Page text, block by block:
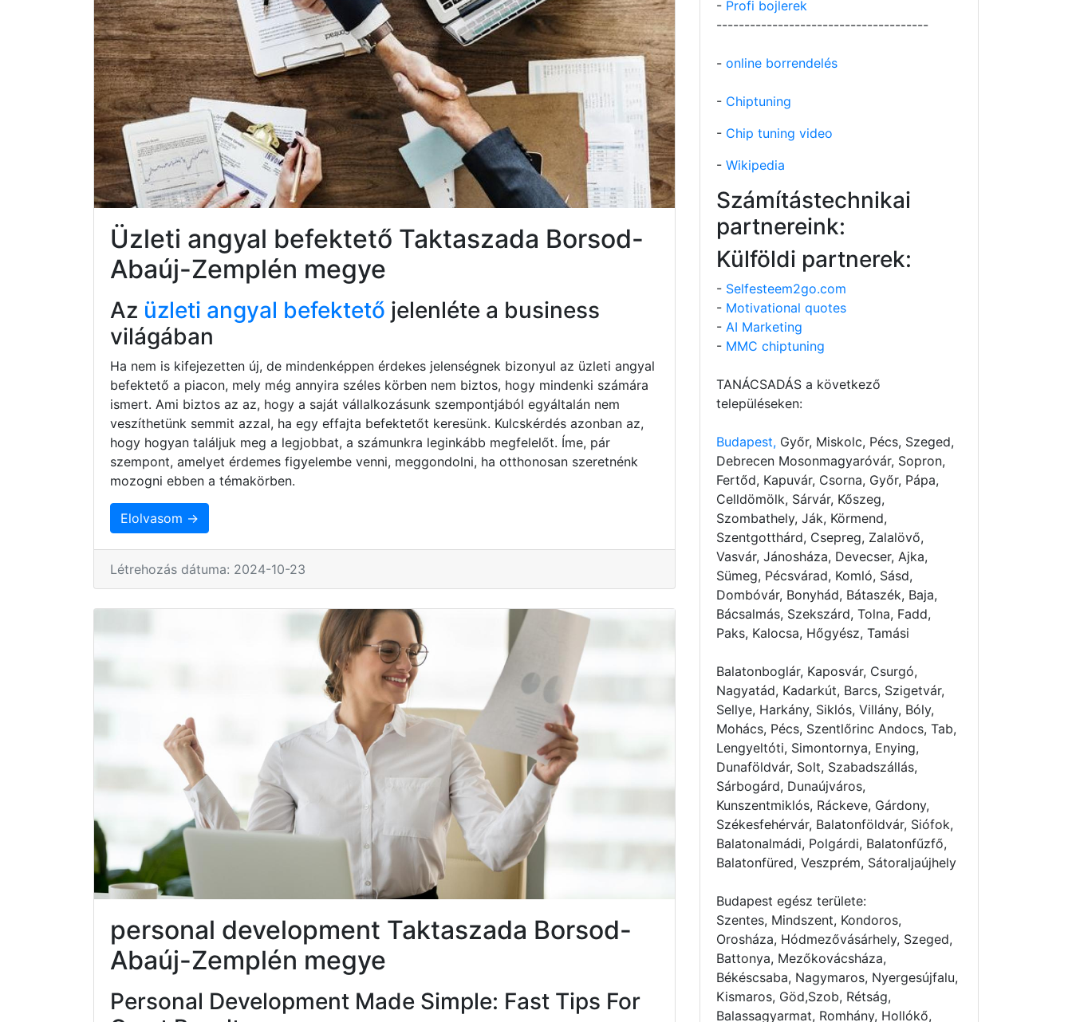
Üzleti angyal befektető Taktaszada Borsod-
Abaúj-Zemplén megye
Az üzleti angyal befektető jelenléte a business
világában
Ha nem is kifejezetten új, de mindenképpen érdekes jelenségnek bizonyul az üzleti angyal
befektető a piacon, mely még annyira széles körben nem biztos, hogy mindenki számára
ismert. Ami biztos az az, hogy a saját vállalkozásunk szempontjából egyáltalán nem
veszíthetünk semmit azzal, ha egy effajta befektetőt keresünk. Kulcskérdés azonban az,
hogy hogyan találjuk meg a legjobbat, a számunkra leginkább megfelelőt. Íme, pár
szempont, amelyet érdemes figyelembe venni, meggondolni, ha otthonosan szeretnénk
mozogni ebben a témakörben.
Elolvasom →
Létrehozás dátuma: 2024-10-23
personal development Taktaszada Borsod-
Abaúj-Zemplén megye
Personal Development Made Simple: Fast Tips For
- Profi bojlerek
--------------------------------------
- online borrendelés
- Chiptuning
- Chip tuning video
- Wikipedia
Számítástechnikai
partnereink:
Külföldi partnerek:
- Selfesteem2go.com
- Motivational quotes
- AI Marketing
- MMC chiptuning
TANÁCSADÁS a következő
településeken:
Budapest, Győr, Miskolc, Pécs, Szeged,
Debrecen Mosonmagyaróvár, Sopron,
Fertőd, Kapuvár, Csorna, Győr, Pápa,
Celldömölk, Sárvár, Kőszeg,
Szombathely, Ják, Körmend,
Szentgotthárd, Csepreg, Zalalövő,
Vasvár, Jánosháza, Devecser, Ajka,
Sümeg, Pécsvárad, Komló, Sásd,
Dombóvár, Bonyhád, Bátaszék, Baja,
Bácsalmás, Szekszárd, Tolna, Fadd,
Paks, Kalocsa, Hőgyész, Tamási
Balatonboglár, Kaposvár, Csurgó,
Nagyatád, Kadarkút, Barcs, Szigetvár,
Sellye, Harkány, Siklós, Villány, Bóly,
Mohács, Pécs, Szentlőrinc Andocs, Tab,
Lengyeltóti, Simontornya, Enying,
Dunaföldvár, Solt, Szabadszállás,
Sárbogárd, Dunaújváros,
Kunszentmiklós, Ráckeve, Gárdony,
Székesfehérvár, Balatonföldvár, Siófok,
Balatonalmádi, Polgárdi, Balatonfűzfő,
Balatonfüred, Veszprém, Sátoraljaújhely
Budapest egész területe:
Szentes, Mindszent, Kondoros,
Orosháza, Hódmezővásárhely, Szeged,
Battonya, Mezőkovácsháza,
Békéscsaba, Nagymaros, Nyergesújfalu,
Kismaros, Göd,Szob, Rétság,
Balassagyarmat, Romhány, Hollókő,